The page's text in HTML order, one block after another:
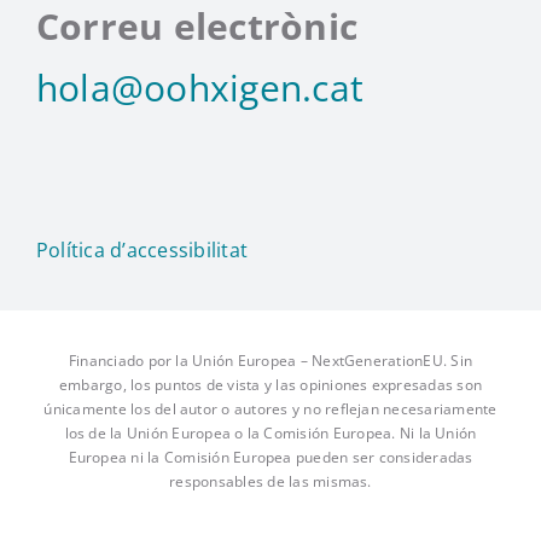
Correu electrònic
hola@oohxigen.cat
Política d’accessibilitat
Financiado por la Unión Europea – NextGenerationEU. Sin
embargo, los puntos de vista y las opiniones expresadas son
únicamente los del autor o autores y no reflejan necesariamente
los de la Unión Europea o la Comisión Europea. Ni la Unión
Europea ni la Comisión Europea pueden ser consideradas
responsables de las mismas.